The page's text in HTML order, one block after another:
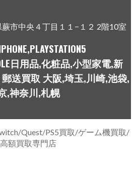
市中央４丁目１１−１２ 2階10室
日用品,化粧品,小型家電,新
送買取 大阪,埼玉,川崎,池袋,
,神奈川,札幌
Quest/PS5買取/ゲーム機買取/
額買取専門店